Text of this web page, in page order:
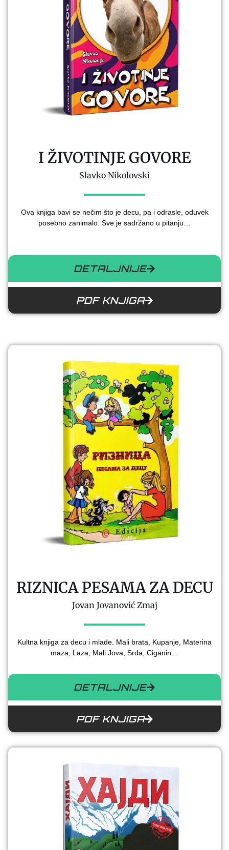
I ŽIVOTINJE GOVORE
Slavko Nikolovski
Ova knjiga bavi se nečim što je decu, pa i odrasle, oduvek
posebno zanimalo. Sve je sadržano u pitanju…
DETALJNIJE
PDF KNJIGA
RIZNICA PESAMA ZA DECU
Jovan Jovanović Zmaj
Kultna knjiga za decu i mlade. Mali brata, Kupanje, Materina
maza, Laza, Mali Jova, Srda, Ciganin…
DETALJNIJE
PDF KNJIGA